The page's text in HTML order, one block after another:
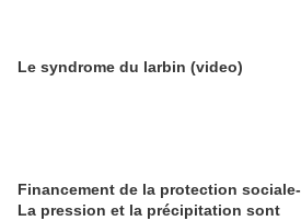
Le syndrome du larbin (video)
Financement de la protection sociale-
La pression et la précipitation sont